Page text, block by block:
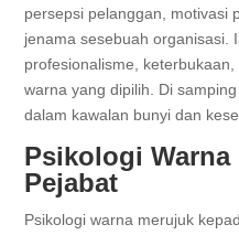
persepsi pelanggan, motivasi
jenama sesebuah organisasi.
profesionalisme,
warna yang dipilih. Di
dalam kawalan bunyi dan
Psikologi
Pejabat
Psikologi warna merujuk